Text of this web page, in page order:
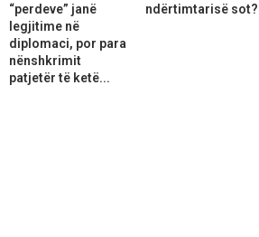
“perdeve” janë
legjitime në
diplomaci, por para
nënshkrimit
patjetër të ketë...
ndërtimtarisë sot?